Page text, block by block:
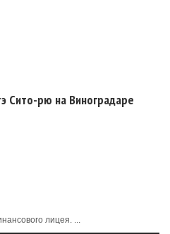
Сито-рю на Виноградаре
лицея. ...